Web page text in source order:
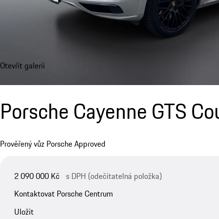
Otevřít galerii
Porsche Cayenne GTS
Prověřený vůz Porsche Approved
2 090 000 Kč s DPH (odečitatelná položka)
Kontaktovat Porsche Centrum
Uložit